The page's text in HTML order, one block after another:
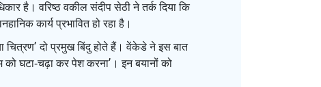
है। वरिष्ठ वकील संदीप सेठी ने तर्क दिया कि
कार्य प्रभावित हो रहा है।
चित्रण’ दो प्रमुख बिंदु होते हैं। वेंकेडे ने इस बात
घटा‑चढ़ा कर पेश करना’। इन बयानों को